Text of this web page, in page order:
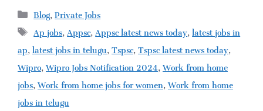
Categories
Blog,Private Jobs
Tags
Ap jobs,Appsc,Appsc latest news today,latest jobs in
ap,latest jobs in telugu,Tspsc,Tspsc latest news today,
Wipro,Wipro Jobs Notification 2024,Work from home
jobs,Work from home jobs for women,Work from home
jobs in telugu